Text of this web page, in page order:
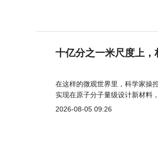
十亿分之一米尺度上，
在这样的微观世界里，科学家操
实现在原子分子量级设计新材料
2026-08-05 09:26